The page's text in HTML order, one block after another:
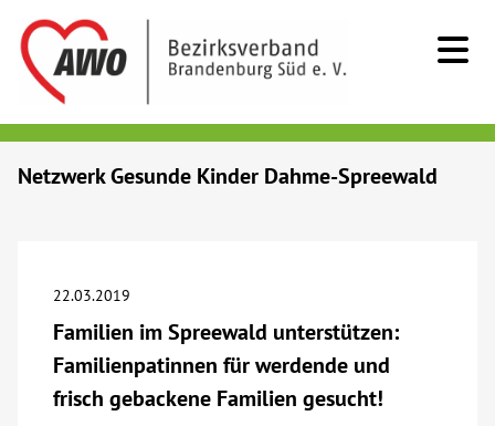
Beratung & Hilfe
Begegnung
Netzwerk Gesunde Kinder Dahme-Spreewald
22.03.2019
Familien im Spreewald unterstützen:
Familienpatinnen für werdende und
frisch gebackene Familien gesucht!